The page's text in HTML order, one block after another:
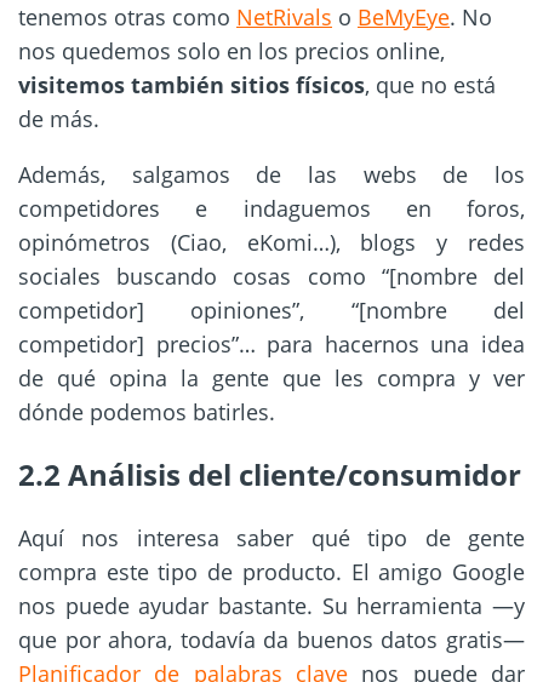
tenemos otras como NetRivals o BeMyEye. No
nos quedemos solo en los precios online,
visitemos también sitios físicos, que no está
de más.
Además, salgamos de las webs de los
competidores e indaguemos en foros,
opinómetros (Ciao, eKomi…), blogs y redes
sociales buscando cosas como “[nombre del
competidor] opiniones”, “[nombre del
competidor] precios”… para hacernos una idea
de qué opina la gente que les compra y ver
dónde podemos batirles.
2.2 Análisis del cliente/consumidor
Aquí nos interesa saber qué tipo de gente
compra este tipo de producto. El amigo Google
nos puede ayudar bastante. Su herramienta —y
que por ahora, todavía da buenos datos gratis—
Planificador de palabras clave nos puede dar